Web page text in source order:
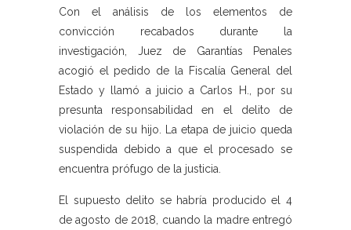
Con el análisis de los elementos de
convicción recabados durante la
investigación, Juez de Garantías Penales
acogió el pedido de la Fiscalía General del
Estado y llamó a juicio a Carlos H., por su
presunta responsabilidad en el delito de
violación de su hijo. La etapa de juicio queda
suspendida debido a que el procesado se
encuentra prófugo de la justicia.
El supuesto delito se habría producido el 4
de agosto de 2018, cuando la madre entregó